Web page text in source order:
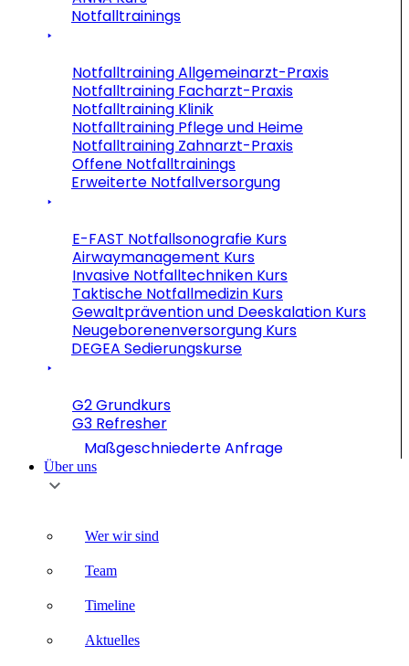
Notfalltrainings
Notfalltraining Allgemeinarzt-Praxis
Notfalltraining Facharzt-Praxis
Notfalltraining Klinik
Notfalltraining Pflege und Heime
Notfalltraining Zahnarzt-Praxis
Offene Notfalltrainings
Erweiterte Notfallversorgung
E-FAST Notfallsonografie Kurs
Airwaymanagement Kurs
Invasive Notfalltechniken Kurs
Taktische Notfallmedizin Kurs
Gewaltprävention und Deeskalation Kurs
Neugeborenenversorgung Kurs
DEGEA Sedierungskurse
G2 Grundkurs
G3 Refresher
Maßgeschniederte Anfrage
Über uns
Wer wir sind
Team
Timeline
Aktuelles